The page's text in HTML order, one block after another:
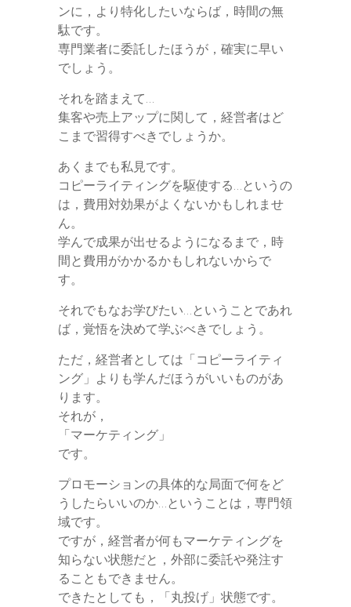
ンに，より特化したいならば，時間の無
駄です。
専門業者に委託したほうが，確実に早い
でしょう。
それを踏まえて…
集客や売上アップに関して，経営者はど
こまで習得すべきでしょうか。
あくまでも私見です。
コピーライティングを駆使する…というの
は，費用対効果がよくないかもしれませ
ん。
学んで成果が出せるようになるまで，時
間と費用がかかるかもしれないからで
す。
それでもなお学びたい…ということであれ
ば，覚悟を決めて学ぶべきでしょう。
ただ，経営者としては「コピーライティ
ング」よりも学んだほうがいいものがあ
ります。
それが，
「マーケティング」
です。
プロモーションの具体的な局面で何をど
うしたらいいのか…ということは，専門領
域です。
ですが，経営者が何もマーケティングを
知らない状態だと，外部に委託や発注す
ることもできません。
できたとしても，「丸投げ」状態です。